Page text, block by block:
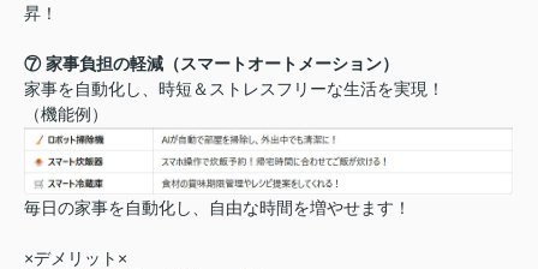
昇！
⑦ 家事負担の軽減（スマートオートメーション）
家事を自動化し、時短＆ストレスフリーな生活を実現！
（機能例）
毎日の家事を自動化し、自由な時間を増やせます！
×デメリット×